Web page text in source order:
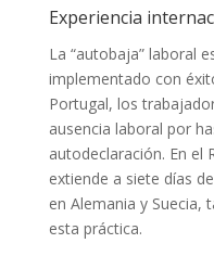
Experiencia
La “autobaja” laboral
implementado con
Portugal, los
ausencia laboral por
autodeclaración. En el
extiende a siete días
en Alemania y Suecia,
esta práctica.